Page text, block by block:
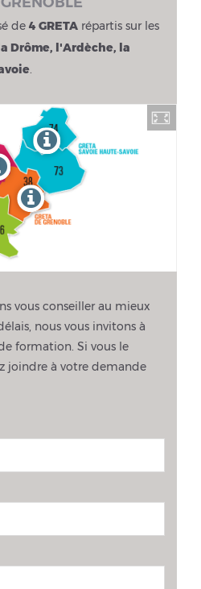
de 4 GRETA répartis sur les
Drôme, l'Ardèche, la
.
vous conseiller au mieux
nous vous invitons à
formation. Si vous le
joindre à votre demande